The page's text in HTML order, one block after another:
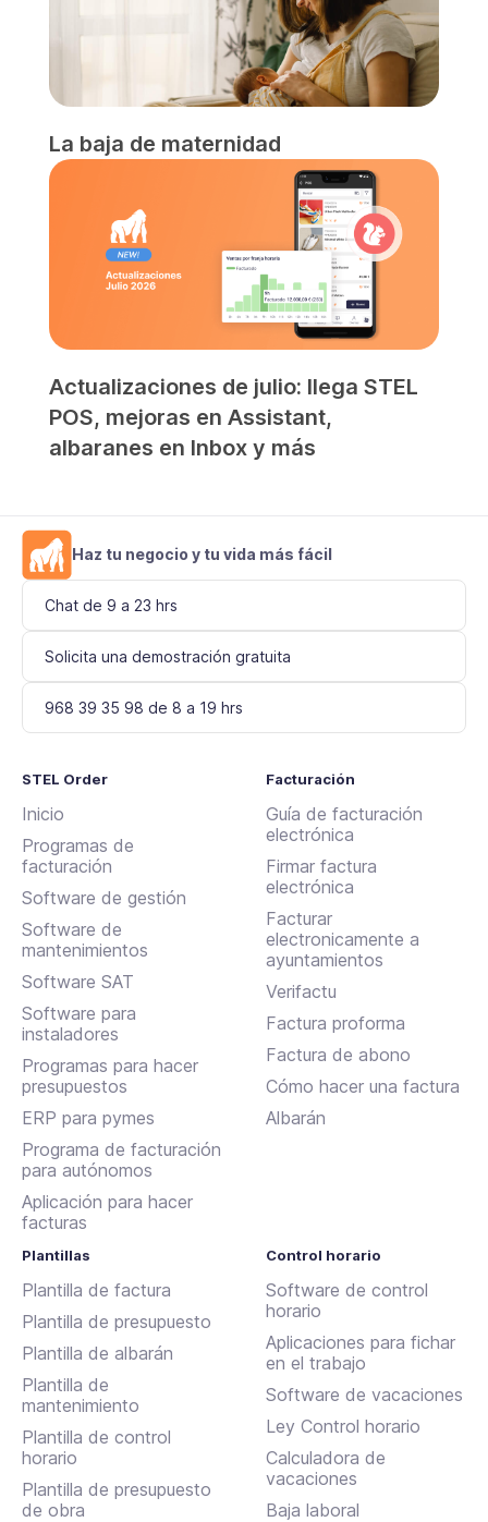
La baja de maternidad
Actualizaciones de julio: llega STEL
POS, mejoras en Assistant,
albaranes en Inbox y más
Haz tu negocio y tu vida más fácil
Chat de 9 a 23 hrs
Solicita una demostración gratuita
968 39 35 98 de 8 a 19 hrs
STEL Order
Inicio
Programas de
facturación
Software de gestión
Software de
mantenimientos
Software SAT
Software para
instaladores
Programas para hacer
presupuestos
ERP para pymes
Programa de facturación
para autónomos
Aplicación para hacer
facturas
Facturación
Guía de facturación
electrónica
Firmar factura
electrónica
Facturar
electronicamente a
ayuntamientos
Verifactu
Factura proforma
Factura de abono
Cómo hacer una factura
Albarán
Plantillas
Plantilla de factura
Plantilla de presupuesto
Plantilla de albarán
Plantilla de
mantenimiento
Plantilla de control
horario
Plantilla de presupuesto
de obra
Control horario
Software de control
horario
Aplicaciones para fichar
en el trabajo
Software de vacaciones
Ley Control horario
Calculadora de
vacaciones
Baja laboral